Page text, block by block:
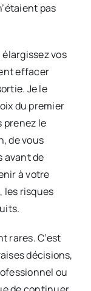
pas
vos
effacer
Je le
du premier
prenez le
de vous
avant de
à votre
les risques
rares. C’est
décisions,
ou